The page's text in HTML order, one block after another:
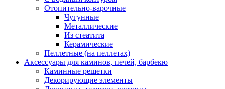
Отопительно-варочные
Чугунные
Металлические
Из стеатита
Керамические
Пеллетные (на пеллетах)
Аксессуары для каминов, печей, барбекю
Каминные решетки
Декорирующие элементы